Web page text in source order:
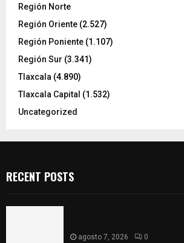
Región Norte
Región Oriente (2.527)
Región Poniente (1.107)
Región Sur (3.341)
Tlaxcala (4.890)
Tlaxcala Capital (1.532)
Uncategorized
RECENT POSTS
agosto 7, 2026 0